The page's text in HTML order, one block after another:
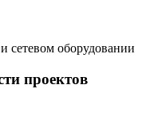
сетевом оборудовании
проектов